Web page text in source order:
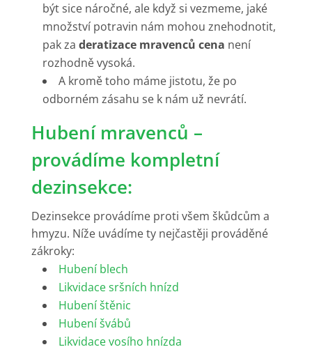
být sice náročné, ale když si vezmeme, jaké
množství potravin nám mohou znehodnotit,
pak za deratizace mravenců cena není
rozhodně vysoká.
A kromě toho máme jistotu, že po
odborném zásahu se k nám už nevrátí.
Hubení mravenců –
provádíme kompletní
dezinsekce:
Dezinsekce provádíme proti všem škůdcům a
hmyzu. Níže uvádíme ty nejčastěji prováděné
zákroky:
Hubení blech
Likvidace sršních hnízd
Hubení štěnic
Hubení švábů
Likvidace vosího hnízda